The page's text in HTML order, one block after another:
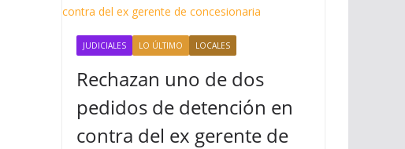
JUDICIALES LO ÚLTIMO LOCALES
Rechazan uno de dos
pedidos de detención en
contra del ex gerente de